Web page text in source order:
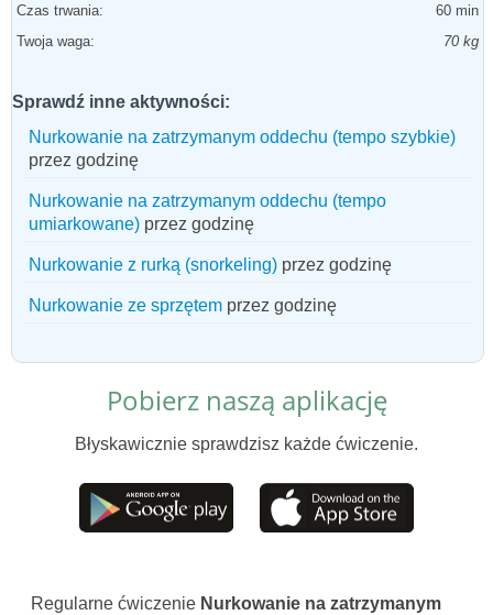
Czas trwania:
60 min
Twoja waga:
70 kg
Sprawdź inne aktywności:
Nurkowanie na zatrzymanym oddechu (tempo szybkie)
przez godzinę
Nurkowanie na zatrzymanym oddechu (tempo
umiarkowane) przez godzinę
Nurkowanie z rurką (snorkeling) przez godzinę
Nurkowanie ze sprzętem przez godzinę
Pobierz naszą aplikację
Błyskawicznie sprawdzisz każde ćwiczenie.
Regularne ćwiczenie Nurkowanie na zatrzymanym